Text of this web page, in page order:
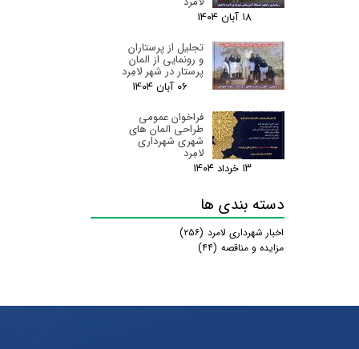
۱۸ آبان ۰۴
تجلیل از پرستاران
و رونمایی از المان
پرستار در شهر لامِرد
۰۶ آبان ۰۴
فراخوان عمومی
طراحی المان های
شهری شهرداری
لامِرد
۱۳ خرداد ۰۴
دسته بندی ها
اخبار شهرداری لامرد (۲۵۶)
مزایده و مناقصه (۴۴)